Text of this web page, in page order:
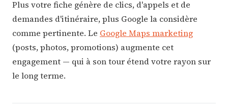
Plus votre fiche génère de clics, d'appels et de
demandes d'itinéraire, plus Google la considère
comme pertinente. Le Google Maps marketing
(posts, photos, promotions) augmente cet
engagement — qui à son tour étend votre rayon sur
le long terme.